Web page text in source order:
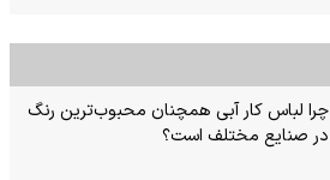
چرا لباس کار آبی همچنان محبوب‌ترین رنگ
در صنایع مختلف است؟